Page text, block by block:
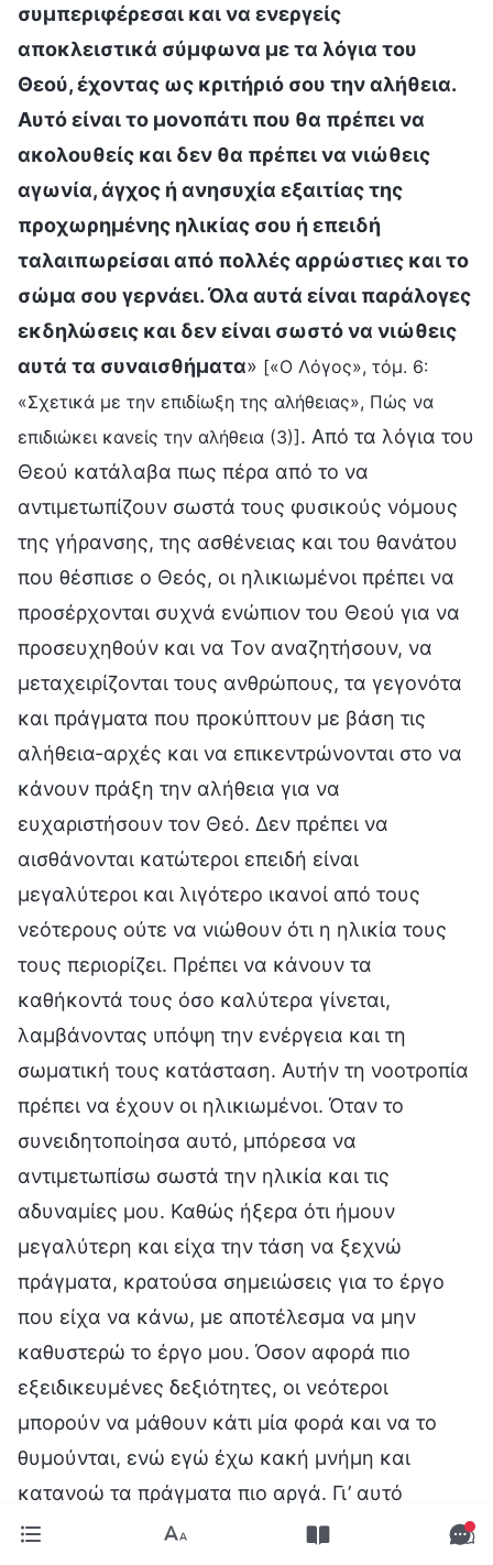
συμπεριφέρεσαι και να ενεργείς
αποκλειστικά σύμφωνα με τα λόγια του
Θεού, έχοντας ως κριτήριό σου την αλήθεια.
Αυτό είναι το μονοπάτι που θα πρέπει να
ακολουθείς και δεν θα πρέπει να νιώθεις
αγωνία, άγχος ή ανησυχία εξαιτίας της
προχωρημένης ηλικίας σου ή επειδή
ταλαιπωρείσαι από πολλές αρρώστιες και το
σώμα σου γερνάει. Όλα αυτά είναι παράλογες
εκδηλώσεις και δεν είναι σωστό να νιώθεις
αυτά τα συναισθήματα» [«Ο Λόγος», τόμ. 6:
«Σχετικά με την επιδίωξη της αλήθειας», Πώς να
επιδιώκει κανείς την αλήθεια (3)]. Από τα λόγια του
Θεού κατάλαβα πως πέρα από το να
αντιμετωπίζουν σωστά τους φυσικούς νόμους
της γήρανσης, της ασθένειας και του θανάτου
που θέσπισε ο Θεός, οι ηλικιωμένοι πρέπει να
προσέρχονται συχνά ενώπιον του Θεού για να
προσευχηθούν και να Τον αναζητήσουν, να
μεταχειρίζονται τους ανθρώπους, τα γεγονότα
και πράγματα που προκύπτουν με βάση τις
αλήθεια-αρχές και να επικεντρώνονται στο να
κάνουν πράξη την αλήθεια για να
ευχαριστήσουν τον Θεό. Δεν πρέπει να
αισθάνονται κατώτεροι επειδή είναι
μεγαλύτεροι και λιγότερο ικανοί από τους
νεότερους ούτε να νιώθουν ότι η ηλικία τους
τους περιορίζει. Πρέπει να κάνουν τα
καθήκοντά τους όσο καλύτερα γίνεται,
λαμβάνοντας υπόψη την ενέργεια και τη
σωματική τους κατάσταση. Αυτήν τη νοοτροπία
πρέπει να έχουν οι ηλικιωμένοι. Όταν το
συνειδητοποίησα αυτό, μπόρεσα να
αντιμετωπίσω σωστά την ηλικία και τις
αδυναμίες μου. Καθώς ήξερα ότι ήμουν
μεγαλύτερη και είχα την τάση να ξεχνώ
πράγματα, κρατούσα σημειώσεις για το έργο
που είχα να κάνω, με αποτέλεσμα να μην
καθυστερώ το έργο μου. Όσον αφορά πιο
εξειδικευμένες δεξιότητες, οι νεότεροι
μπορούν να μάθουν κάτι μία φορά και να το
θυμούνται, ενώ εγώ έχω κακή μνήμη και
κατανοώ τα πράγματα πιο αργά. Γι’ αυτό
προσπαθώ περισσότερο, κι όταν δεν μαθαίνω